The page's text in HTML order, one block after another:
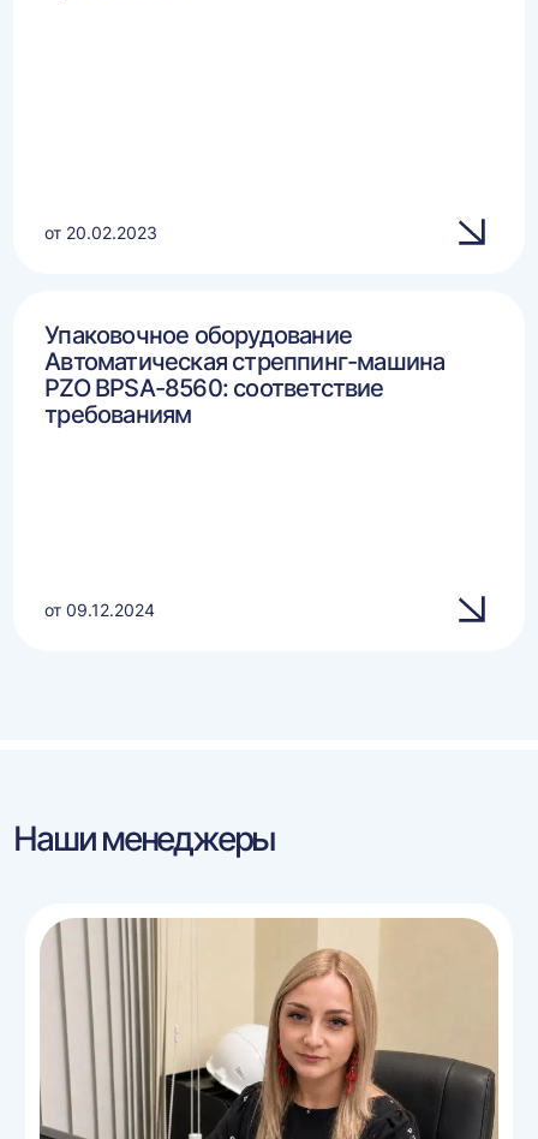
от 20.02.2023
Упаковочное оборудование
Автоматическая стреппинг-машина
PZO BPSA-8560: соответствие
требованиям
от 09.12.2024
Наши менеджеры